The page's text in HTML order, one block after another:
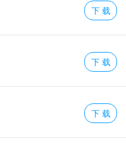
下 载
下 载
下 载